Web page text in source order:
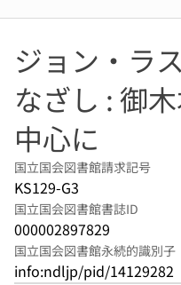
ジョン・ラ
なざし : 御
中心に
国立国会図書館請求記号
KS129-G3
国立国会図書館書誌ID
000002897829
国立国会図書館永続的識別子
info:ndljp/pid/14129282